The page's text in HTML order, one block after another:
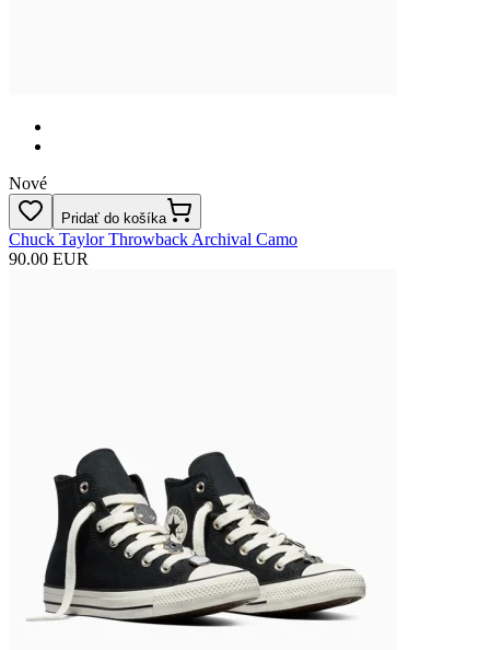
Nové
Pridať do košíka
Chuck Taylor Throwback Archival Camo
90.00 EUR